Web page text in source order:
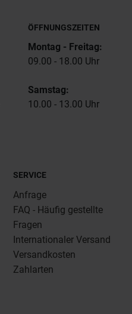
ÖFFNUNGSZEITEN
Montag - Freitag:
09.00 - 18.00 Uhr
Samstag:
10.00 - 13.00 Uhr
SERVICE
Anfrage
FAQ - Häufig gestellte
Fragen
Internationaler Versand
Versandkosten
Zahlarten